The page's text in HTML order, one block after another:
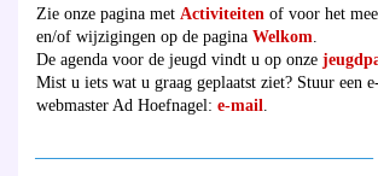
Zie onze pagina met Activiteiten of voor het
en/of wijzigingen op de pagina Welkom.
De agenda voor de jeugd vindt u op onze
Mist u iets wat u graag geplaatst ziet? Stuur een
webmaster Ad Hoefnagel: e-mail.